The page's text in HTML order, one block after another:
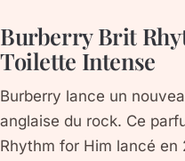
Burberry Brit
Toilette Intense
Burberry lance un
anglaise du rock. Ce
Rhythm for Him lancé en